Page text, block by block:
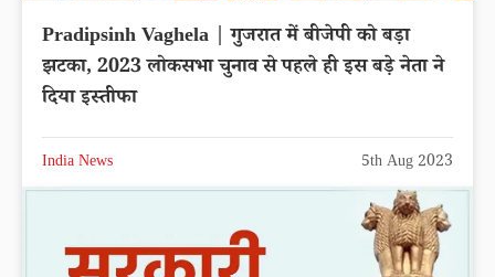
Pradipsinh Vaghela | गुजरात में बीजेपी को बड़ा
झटका, 2023 लोकसभा चुनाव से पहले ही इस बड़े नेता ने
दिया इस्तीफा
India News 5th Aug 2023